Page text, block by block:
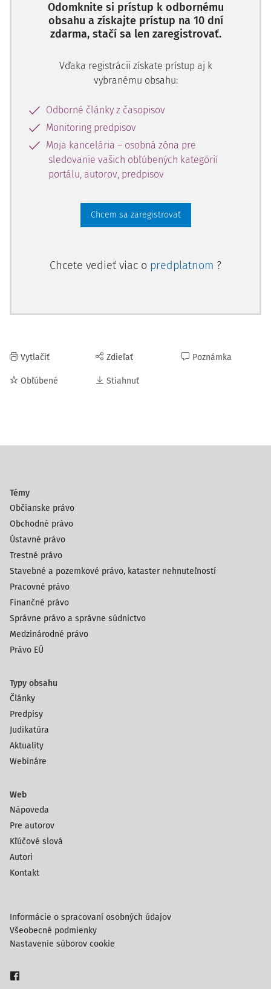
Odomknite si prístup k odbornému
obsahu a získajte prístup na 10 dní
zdarma, stačí sa len zaregistrovať.
Vďaka registrácii získate prístup aj k
vybranému obsahu:
Odborné články z časopisov
Monitoring predpisov
Moja kancelária – osobná zóna pre
sledovanie vašich obľúbených kategórií
portálu, autorov, predpisov
Chcem sa zaregistrovať
Chcete vedieť viac o predplatnom ?
Vytlačiť
Obľúbené
Zdieľať
Stiahnuť
Poznámka
Témy
Občianske právo
Obchodné právo
Ústavné právo
Trestné právo
Stavebné a pozemkové právo, kataster nehnuteľností
Pracovné právo
Finančné právo
Správne právo a správne súdnictvo
Medzinárodné právo
Právo EÚ
Typy obsahu
Články
Predpisy
Judikatúra
Aktuality
Webináre
Web
Nápoveda
Pre autorov
Kľúčové slová
Autori
Kontakt
Informácie o spracovaní osobných údajov
Všeobecné podmienky
Nastavenie súborov cookie